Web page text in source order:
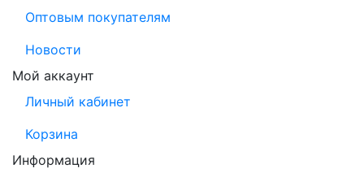
Оптовым покупателям
Новости
Мой аккаунт
Личный кабинет
Корзина
Информация